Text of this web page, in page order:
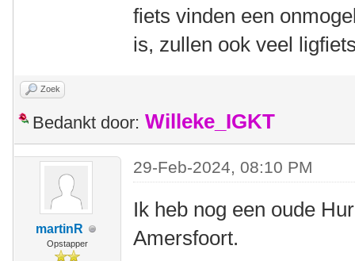
fiets vinden een
is, zullen ook veel
Zoek
Bedankt door: Willeke_IGKT
martinR
Opstapper
29-Feb-2024, 08:10 PM
Ik heb nog een oude
Amersfoort.